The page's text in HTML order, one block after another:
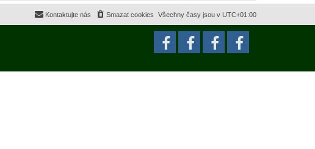
Všechny časy jsou v UTC+01:00
Smazat cookies
Kontaktujte nás